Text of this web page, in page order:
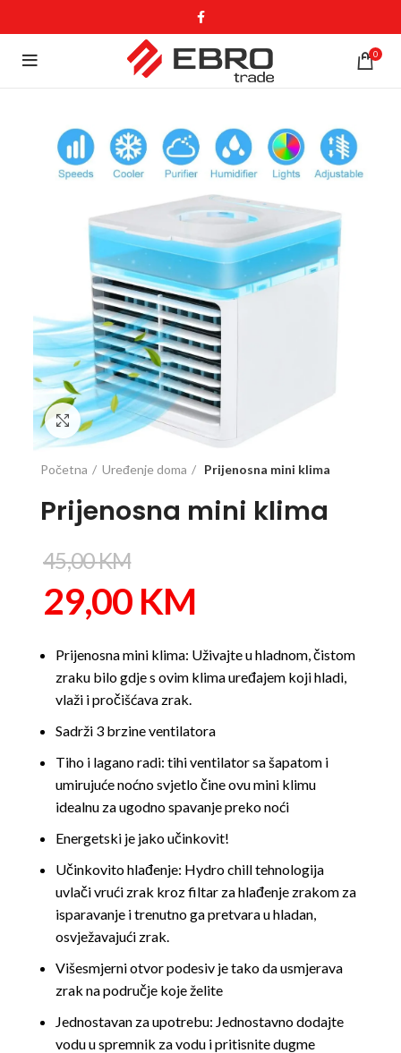
0
-36%
Click to enlarge
Početna Uređenje doma Prijenosna mini klima
Prijenosna mini klima
45,00KM
29,00 KM
Prijenosna mini klima: Uživajte u hladnom, čistom
zraku bilo gdje s ovim klima uređajem koji hladi,
vlaži i pročišćava zrak.
Sadrži 3 brzine ventilatora
Tiho i lagano radi: tihi ventilator sa šapatom i
umirujuće noćno svjetlo čine ovu mini klimu
idealnu za ugodno spavanje preko noći
Energetski je jako učinkovit!
Učinkovito hlađenje: Hydro chill tehnologija
uvlači vrući zrak kroz filtar za hlađenje zrakom za
isparavanje i trenutno ga pretvara u hladan,
osvježavajući zrak.
Višesmjerni otvor podesiv je tako da usmjerava
zrak na područje koje želite
Jednostavan za upotrebu: Jednostavno dodajte
vodu u spremnik za vodu i pritisnite dugme